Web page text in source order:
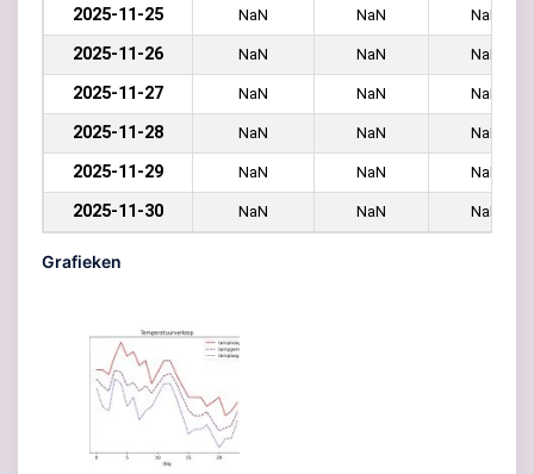
2025-11-25 NaN NaN NaN
2025-11-26 NaN NaN NaN
2025-11-27 NaN NaN NaN
2025-11-28 NaN NaN NaN
2025-11-29 NaN NaN NaN
2025-11-30 NaN NaN NaN
Grafieken